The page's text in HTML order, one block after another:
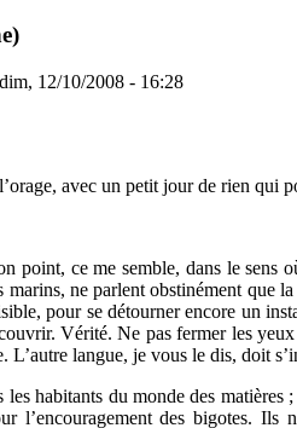
dim, 12/10/2008 - 16:28
avec un petit jour de rien
point, ce me semble, dans le
ne parlent obstinément que
pour se détourner encore un
Vérité. Ne pas fermer les
langue, je vous le dis, doit
habitants du monde des
l’encouragement des bigotes.